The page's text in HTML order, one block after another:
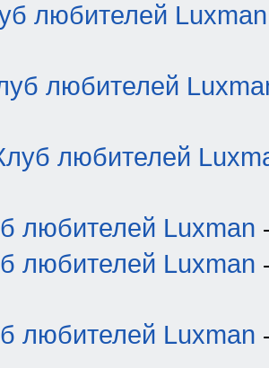
любителей Luxman
любителей
любителей
любителей Luxman
любителей Luxman
любителей Luxman